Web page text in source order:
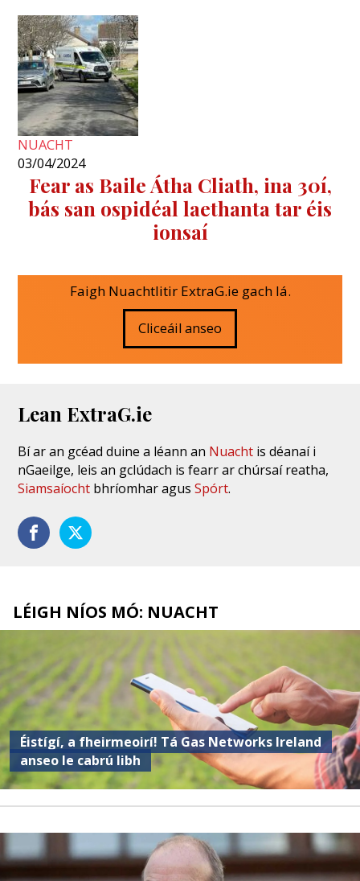
NUACHT
03/04/2024
Fear as Baile Átha Cliath, ina 30í,
bás san ospidéal laethanta tar éis
ionsaí
Faigh Nuachtlitir ExtraG.ie gach lá.
Cliceáil anseo
Lean ExtraG.ie
Bí ar an gcéad duine a léann an Nuacht is déanaí i
nGaeilge, leis an gclúdach is fearr ar chúrsaí reatha,
Siamsaíocht bhríomhar agusSpórt.
LÉIGH NÍOS MÓ: NUACHT
Éistígí, a fheirmeoirí! Tá Gas Networks Ireland
anseo le cabrú libh